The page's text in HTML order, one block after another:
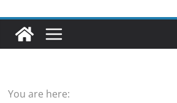
You are here: